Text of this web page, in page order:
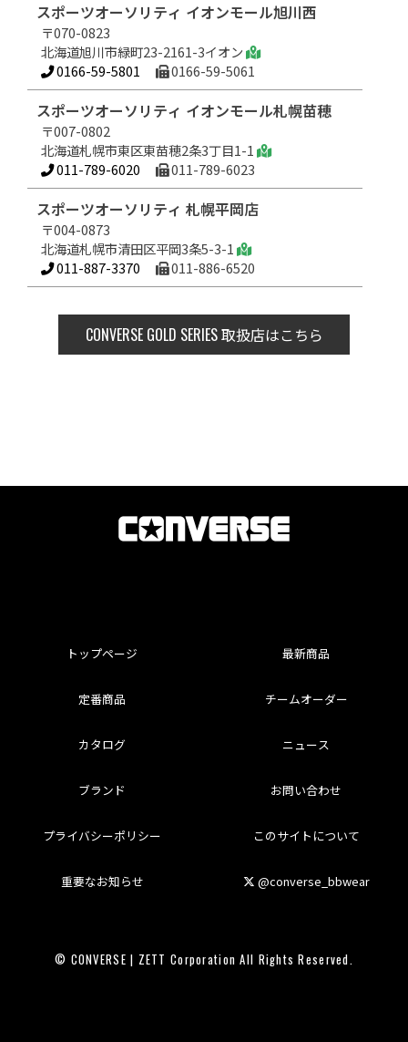
スポーツオーソリティ イオンモール旭川西
〒070-0823
北海道旭川市緑町23-2161-3イオン
0166-59-5801
0166-59-5061
スポーツオーソリティ イオンモール札幌苗穂
〒007-0802
北海道札幌市東区東苗穂2条3丁目1-1
011-789-6020
011-789-6023
スポーツオーソリティ 札幌平岡店
〒004-0873
北海道札幌市清田区平岡3条5-3-1
011-887-3370
011-886-6520
CONVERSE GOLD SERIES取扱店はこちら
トップページ 最新商品
定番商品 チームオーダー
カタログ ニュース
ブランド お問い合わせ
プライバシーポリシー このサイトについて
重要なお知らせ @converse_bbwear
© CONVERSE | ZETT Corporation All Rights Reserved.